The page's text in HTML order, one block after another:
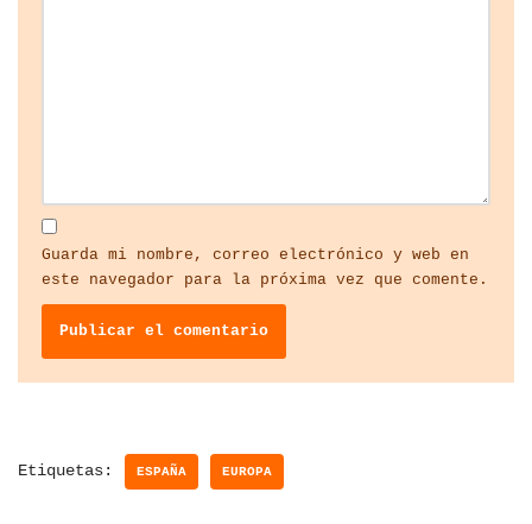
Guarda mi nombre, correo electrónico y web en
este navegador para la próxima vez que comente.
Etiquetas: ESPAÑA EUROPA